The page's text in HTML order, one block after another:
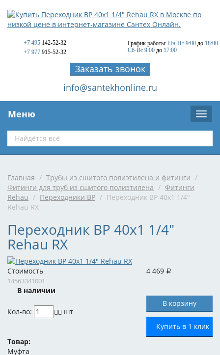
+7 495 142-52-32
+7 977 915-52-32
График работы: Пн-Пт 9:00 до 18:00
Сб-Вс 9:00 до 17:00
Заказать звонок
info@santekhonline.ru
Меню
Главная / Трубы из сшитого полиэтилена и фитинги /
Фитинги для труб из сшитого полиэтилена / Фитинги
Rehau / Переходники ВР / Переходник ВР 40x1 1/4"
Rehau RX
Переходник ВР 40x1 1/4"
Rehau RX
Стоимость 4 469 Р
14563341001
В наличии
Кол-во:
шт
Купить в 1 клик
Товар:
Муфта